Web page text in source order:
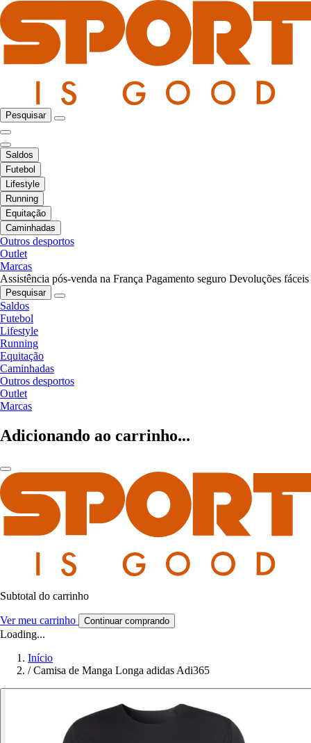
Pesquisar
Saldos
Futebol
Lifestyle
Running
Equitação
Caminhadas
Outros desportos
Outlet
Marcas
Assistência pós-venda na França Pagamento seguro Devoluções fáceis
Pesquisar
Saldos
Futebol
Lifestyle
Running
Equitação
Caminhadas
Outros desportos
Outlet
Marcas
Adicionando ao carrinho...
Subtotal do carrinho
Ver meu carrinho Continuar comprando
Loading...
Início
/ Camisa de Manga Longa adidas Adi365